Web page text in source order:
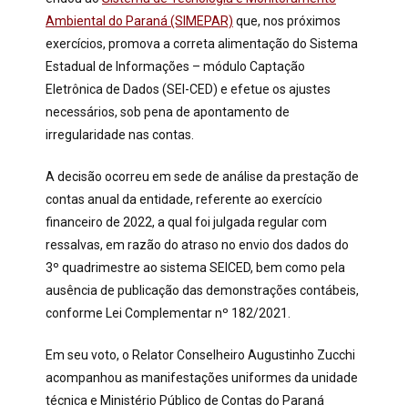
Ambiental do Paraná (SIMEPAR) que, nos próximos
exercícios, promova a correta alimentação do Sistema
Estadual de Informações – módulo Captação
Eletrônica de Dados (SEI-CED) e efetue os ajustes
necessários, sob pena de apontamento de
irregularidade nas contas.
A decisão ocorreu em sede de análise da prestação de
contas anual da entidade, referente ao exercício
financeiro de 2022, a qual foi julgada regular com
ressalvas, em razão do atraso no envio dos dados do
3º quadrimestre ao sistema SEICED, bem como pela
ausência de publicação das demonstrações contábeis,
conforme Lei Complementar nº 182/2021.
Em seu voto, o Relator Conselheiro Augustinho Zucchi
acompanhou as manifestações uniformes da unidade
técnica e Ministério Público de Contas do Paraná